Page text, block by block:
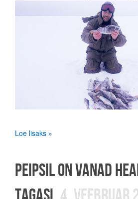
Loe lisaks »
PEIPSIL ON VANAD
TAGASI 4. VEEBRUAR